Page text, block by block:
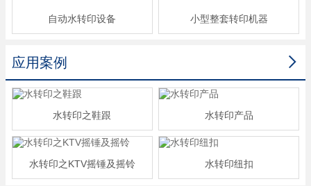
自动水转印设备 小型整套转印机器

应用案例
水转印之鞋跟 水转印产品
水转印之KTV摇锤及摇铃 水转印纽扣